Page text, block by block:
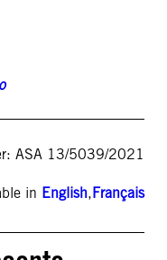
ASA 13/5039/2021
in English,Français